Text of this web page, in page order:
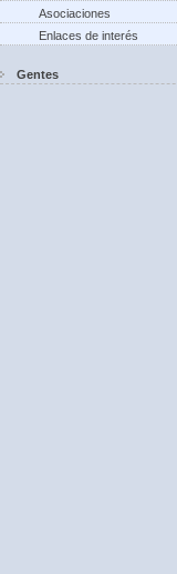
Asociaciones
Enlaces de interés
Gentes